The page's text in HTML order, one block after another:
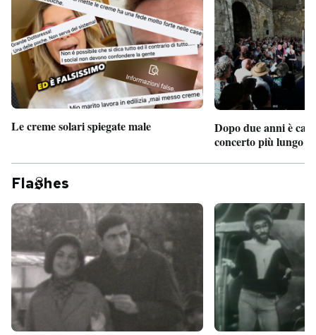
Le creme solari spiegate male
Dopo due anni è
concerto più lungo
Fla hes